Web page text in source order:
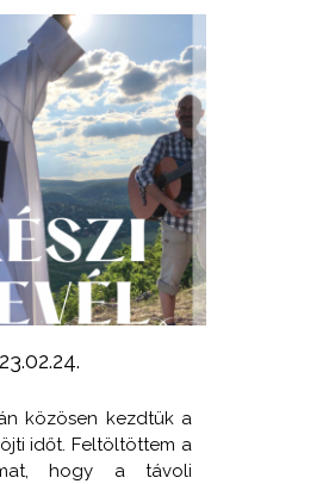
közösen kezdtük a
időt. Feltöltöttem a
hogy a távoli